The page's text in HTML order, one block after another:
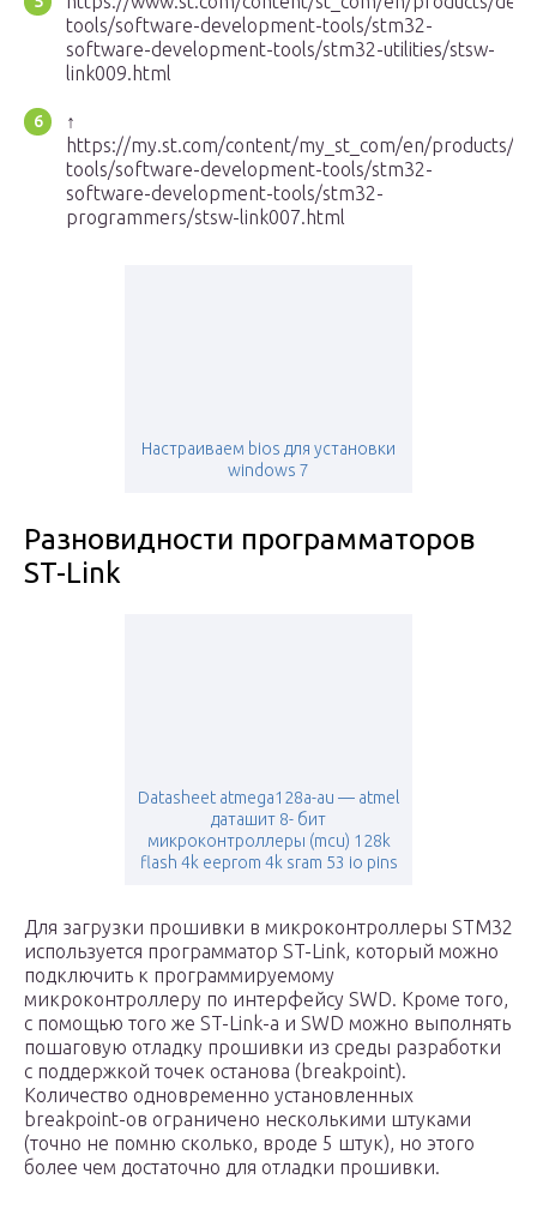
tools/software-development-tools/stm32-
software-development-tools/stm32-utilities/stsw-
link009.html
↑
https://my.st.com/content/my_st_com/en/products/
tools/software-development-tools/stm32-
software-development-tools/stm32-
programmers/stsw-link007.html
Настраиваем bios для установки
windows 7
Разновидности программаторов
ST-Link
Datasheet atmega128a-au — atmel
даташит 8- бит
микроконтроллеры (mcu) 128k
flash 4k eeprom 4k sram 53 io pins
Для загрузки прошивки в микроконтроллеры STM32
используется программатор ST-Link, который можно
подключить к программируемому
микроконтроллеру по интерфейсу SWD. Кроме того,
с помощью того же ST-Link-а и SWD можно выполнять
пошаговую отладку прошивки из среды разработки
с поддержкой точек останова (breakpoint).
Количество одновременно установленных
breakpoint-ов ограничено несколькими штуками
(точно не помню сколько, вроде 5 штук), но этого
более чем достаточно для отладки прошивки.